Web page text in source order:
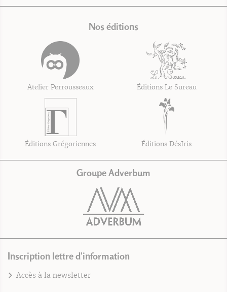
Nos éditions
Atelier Perrousseaux Éditions Le Sureau
Éditions Grégoriennes Éditions DésIris
Groupe Adverbum
Inscription lettre d'information
Accès à la newsletter